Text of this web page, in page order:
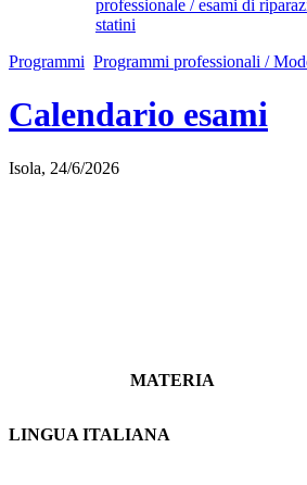
professionale / esami di
statini
Programmi Programmi professionali /
Calendario esami
Isola, 24/6/2026
MATERIA
LINGUA ITALIANA